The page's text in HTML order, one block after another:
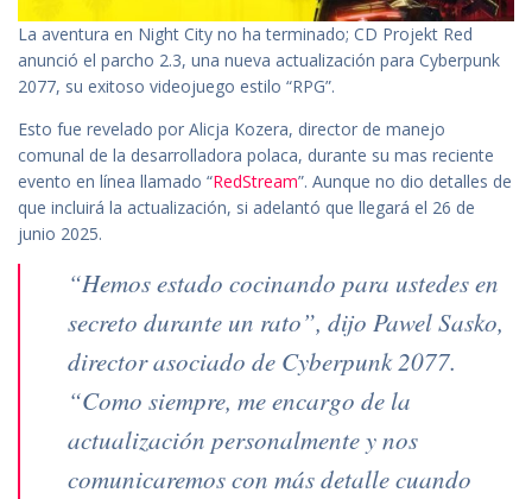
La aventura en Night City no ha terminado; CD Projekt Red
anunció el parcho 2.3, una nueva actualización para Cyberpunk
2077, su exitoso videojuego estilo “RPG”.
Esto fue revelado por Alicja Kozera, director de manejo
comunal de la desarrolladora polaca, durante su mas reciente
evento en línea llamado “RedStream”. Aunque no dio detalles de
que incluirá la actualización, si adelantó que llegará el 26 de
junio 2025.
“Hemos estado cocinando para ustedes en
secreto durante un rato”, dijo Pawel Sasko,
director asociado de Cyberpunk 2077.
“Como siempre, me encargo de la
actualización personalmente y nos
comunicaremos con más detalle cuando